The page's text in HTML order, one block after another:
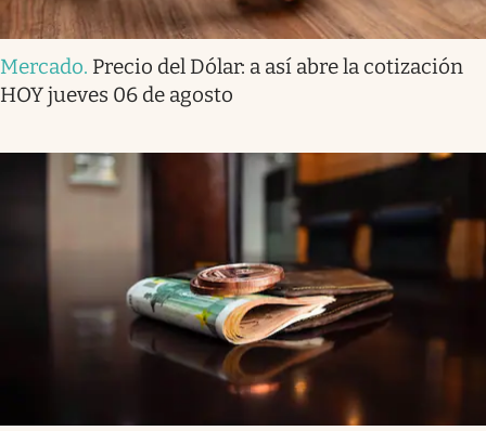
Mercado. Precio del Dólar: a así abre la cotización
HOY jueves 06 de agosto